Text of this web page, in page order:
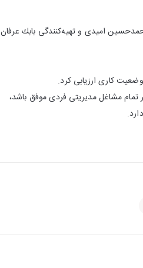
امیدی و تهیه‌كنندگی بابك عرفان
كاری ارزیابی كرد.
تمام مشاغل مدیریتی فردی موفق باشد،